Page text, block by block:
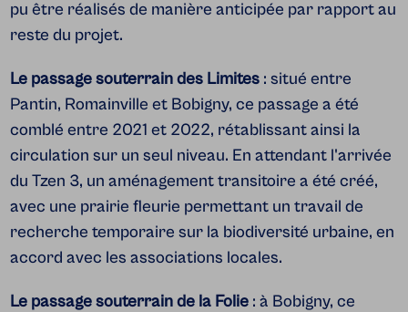
pu être réalisés de manière anticipée par rapport au
reste du projet.
Le passage souterrain des Limites : situé entre
Pantin, Romainville et Bobigny, ce passage a été
comblé entre 2021 et 2022, rétablissant ainsi la
circulation sur un seul niveau. En attendant l'arrivée
du Tzen 3, un aménagement transitoire a été créé,
avec une prairie fleurie permettant un travail de
recherche temporaire sur la biodiversité urbaine, en
accord avec les associations locales.
Le passage souterrain de la Folie : à Bobigny, ce